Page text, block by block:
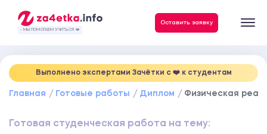
- МЫ ПОМОГАЕМ УЧИТЬСЯ ❤️
Оставить заявку
Выполнено экспертами Зачётки c ❤️ к студентам
Главная Готовые работы Диплом Физическая
Готовая студенческая работа на тему: